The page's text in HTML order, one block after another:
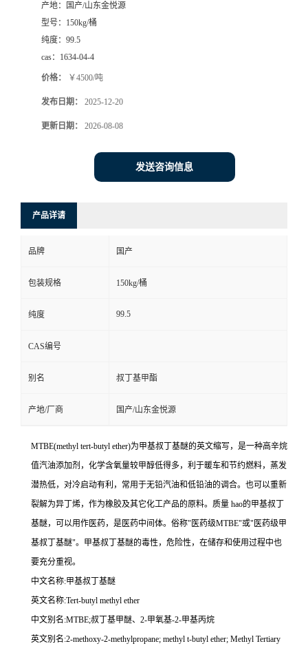
产地：
国产/山东金悦源
型号： 150kg/桶
纯度： 99.5
cas： 1634-04-4
价格： ￥4500/吨
发布日期： 2025-12-20
更新日期： 2026-08-08
发送咨询信息
产品详请
品牌 国产
包装规格 150kg/桶
纯度 99.5
CAS编号
别名 叔丁基甲酯
产地/厂商 国产/山东金悦源
MTBE(methyl tert-butyl ether)为甲基叔丁基醚的英文缩写，是一种高辛烷
值汽油添加剂，化学含氧量较甲醇低得多，利于暖车和节约燃料，蒸发
潜热低，对冷启动有利，常用于无铅汽油和低铅油的调合。也可以重新
裂解为异丁烯，作为橡胶及其它化工产品的原料。质量 hao的甲基叔丁
基醚，可以用作医药，是医药中间体。俗称"医药级MTBE"或"医药级甲
基叔丁基醚"。甲基叔丁基醚的毒性，危险性，在储存和使用过程中也
要充分重视。
中文名称:甲基叔丁基醚
英文名称:Tert-butyl methyl ether
中文别名:MTBE;叔丁基甲醚、2-甲氧基-2-甲基丙烷
英文别名:2-methoxy-2-methylpropane; methyl t-butyl ether; Methyl Tertiary